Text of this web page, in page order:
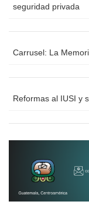
seguridad privada
Carrusel: La
Reformas al IUSI y